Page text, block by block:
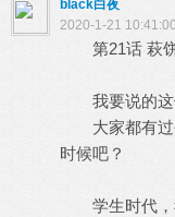
black白夜
2020-1-21 10:41:00
第21话 萩
我要说的这
大家都有过
时候吧？
学生时代，